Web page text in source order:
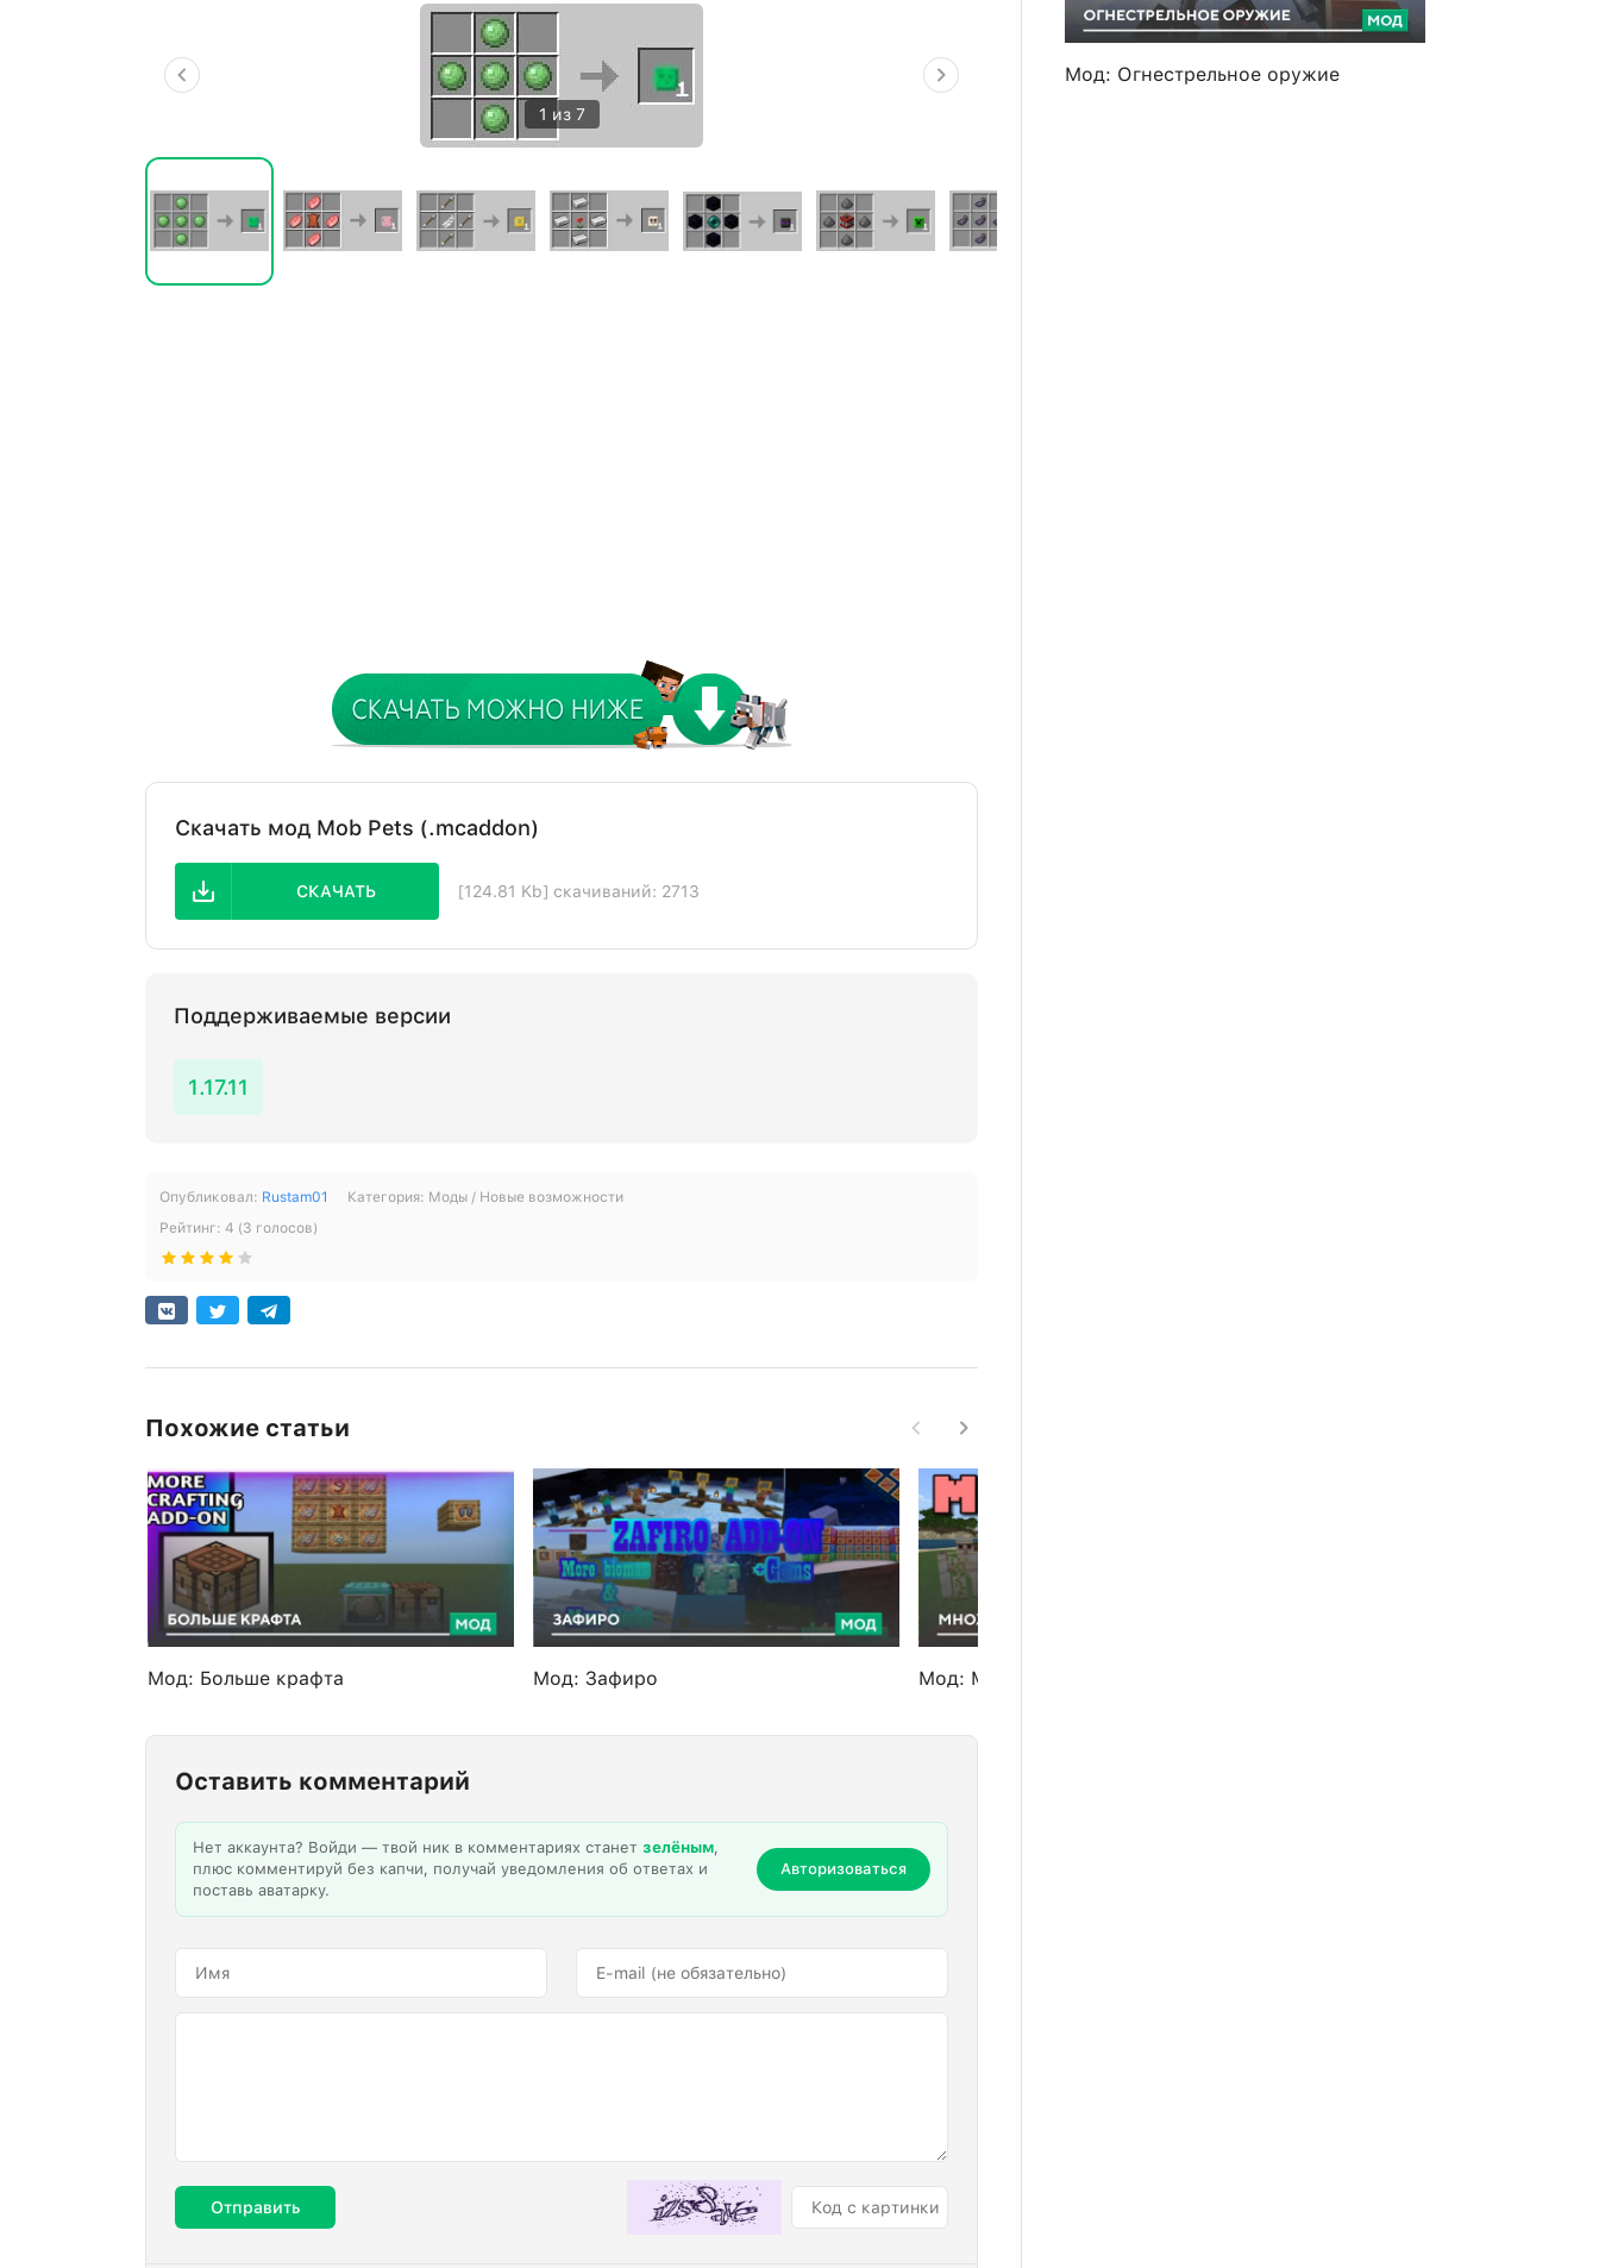
1 из 7
Скачать мод Mob Pets (.mcaddon)
СКАЧАТЬ [124.81 Kb] скачиваний: 2713
Поддерживаемые версии
1.17.11
Опубликовал: Rustam01 Категория: Моды / Новые возможности
Рейтинг: 4 (3 голосов)
Похожие статьи
Мод: Больше крафта Мод: Зафиро Мод: Множество питомцев
Оставить комментарий
Нет аккаунта? Войди — твой ник в комментариях станет зелёным,
плюс комментируй без капчи, получай уведомления об ответах и
поставь аватарку.
Авторизоваться
Отправить
Мод: Огнестрельное оружие